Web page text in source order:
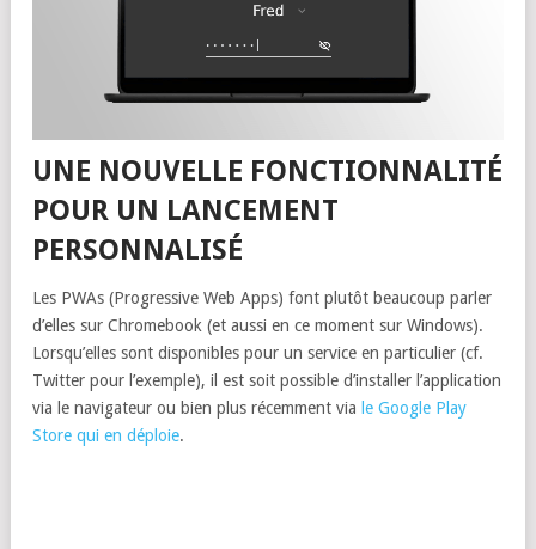
UNE NOUVELLE FONCTIONNALITÉ
POUR UN LANCEMENT
PERSONNALISÉ
Les PWAs (Progressive Web Apps) font plutôt beaucoup parler
d’elles sur Chromebook (et aussi en ce moment sur Windows).
Lorsqu’elles sont disponibles pour un service en particulier (cf.
Twitter pour l’exemple), il est soit possible d’installer l’application
via le navigateur ou bien plus récemment via le Google Play
Store qui en déploie.